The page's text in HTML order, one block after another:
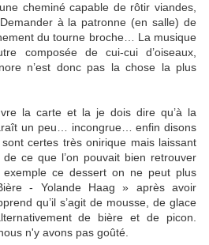
cheminé capable de rôtir viandes,
à la patronne (en salle) de
du tourne broche… La musique
composée de cui-cui d’oiseaux,
n’est donc pas la chose la plus
la carte et la je dois dire qu’à la
un peu… incongrue… enfin disons
certes très onirique mais laissant
ce que l’on pouvait bien retrouver
ce dessert on ne peut plus
- Yolande Haag » après avoir
qu’il s’agit de mousse, de glace
de bière et de picon.
n'y avons pas goûté.